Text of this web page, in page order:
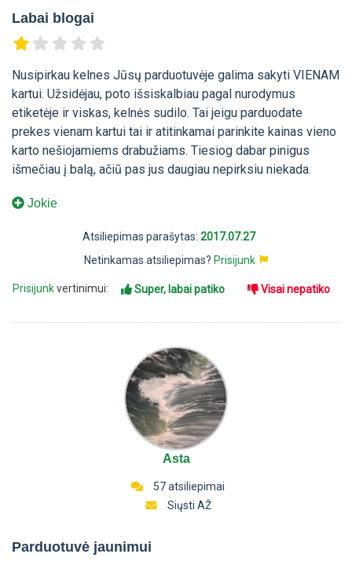
Labai blogai
Nusipirkau kelnes Jūsų parduotuvėje galima sakyti VIENAM
kartui. Užsidėjau, poto išsiskalbiau pagal nurodymus
etiketėje ir viskas, kelnės sudilo. Tai jeigu parduodate
prekes vienam kartui tai ir atitinkamai parinkite kainas vieno
karto nešiojamiems drabužiams. Tiesiog dabar pinigus
išmečiau į balą, ačiū pas jus daugiau nepirksiu niekada.
Jokie
Atsiliepimas parašytas: 2017.07.27
Netinkamas atsiliepimas? Prisijunk
Prisijunkvertinimui: Super, labai patiko Visai nepatiko
Asta
57 atsiliepimai
Siųsti AŽ
Parduotuvė jaunimui